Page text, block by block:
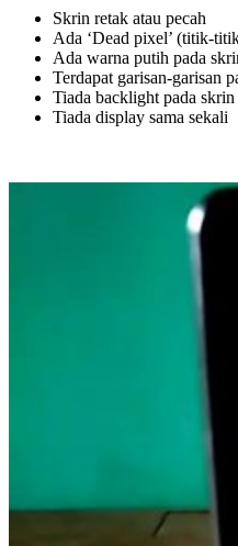
Skrin retak atau pecah
Ada ‘Dead pixel’ (titik-
Ada warna putih pada
Terdapat garisan-garisan
Tiada backlight pada skrin
Tiada display sama sekali